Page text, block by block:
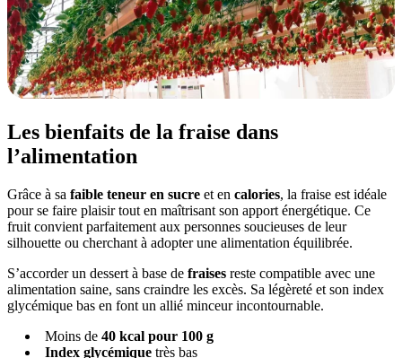
Les bienfaits de la fraise dans
l’alimentation
Grâce à sa faible teneur en sucre et en calories, la fraise est idéale
pour se faire plaisir tout en maîtrisant son apport énergétique. Ce
fruit convient parfaitement aux personnes soucieuses de leur
silhouette ou cherchant à adopter une alimentation équilibrée.
S’accorder un dessert à base de fraises reste compatible avec une
alimentation saine, sans craindre les excès. Sa légèreté et son index
glycémique bas en font un allié minceur incontournable.
Moins de 40 kcal pour 100 g
Index glycémique très bas